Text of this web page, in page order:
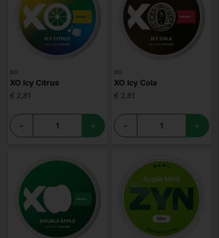
XO
XO Icy Citrus
€ 2,81
- +
XO
XO Icy Cola
€ 2,81
- +